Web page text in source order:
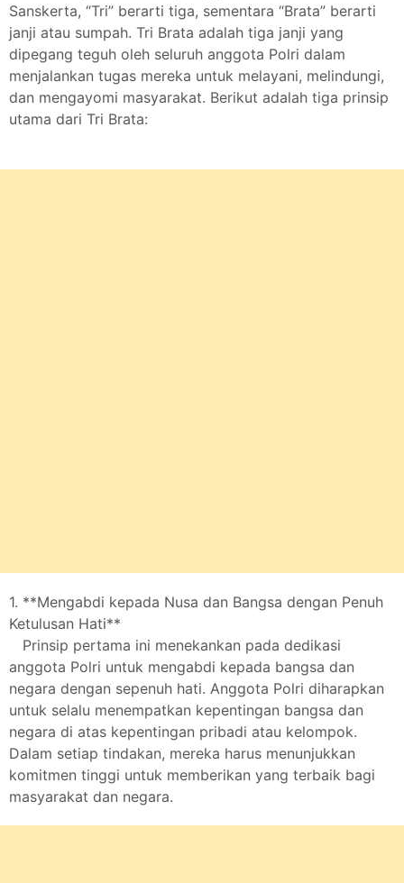
Sanskerta, “Tri” berarti tiga, sementara “Brata” berarti
janji atau sumpah. Tri Brata adalah tiga janji yang
dipegang teguh oleh seluruh anggota Polri dalam
menjalankan tugas mereka untuk melayani, melindungi,
dan mengayomi masyarakat. Berikut adalah tiga prinsip
utama dari Tri Brata:
1. **Mengabdi kepada Nusa dan Bangsa dengan Penuh
Ketulusan Hati**
Prinsip pertama ini menekankan pada dedikasi
anggota Polri untuk mengabdi kepada bangsa dan
negara dengan sepenuh hati. Anggota Polri diharapkan
untuk selalu menempatkan kepentingan bangsa dan
negara di atas kepentingan pribadi atau kelompok.
Dalam setiap tindakan, mereka harus menunjukkan
komitmen tinggi untuk memberikan yang terbaik bagi
masyarakat dan negara.